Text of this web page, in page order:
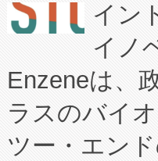
イン
イノ
Enzeneは、
ラスのバイ
ツー・エン